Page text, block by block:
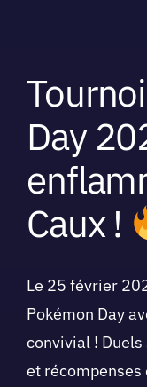
Day
Caux !
Le 25 février
Pokémon Day
convivial !
et récompenses